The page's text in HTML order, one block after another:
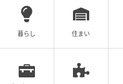
シャツやジャケットを
暮らし 住まい